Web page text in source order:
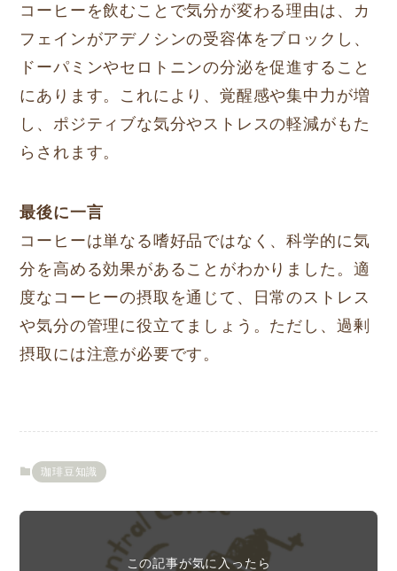
コーヒーを飲むことで気分が変わる理由は、カ
フェインがアデノシンの受容体をブロックし、
ドーパミンやセロトニンの分泌を促進すること
にあります。これにより、覚醒感や集中力が増
し、ポジティブな気分やストレスの軽減がもた
らされます。
最後に一言
コーヒーは単なる嗜好品ではなく、科学的に気
分を高める効果があることがわかりました。適
度なコーヒーの摂取を通じて、日常のストレス
や気分の管理に役立てましょう。ただし、過剰
摂取には注意が必要です。
珈琲豆知識
この記事が気に入ったら